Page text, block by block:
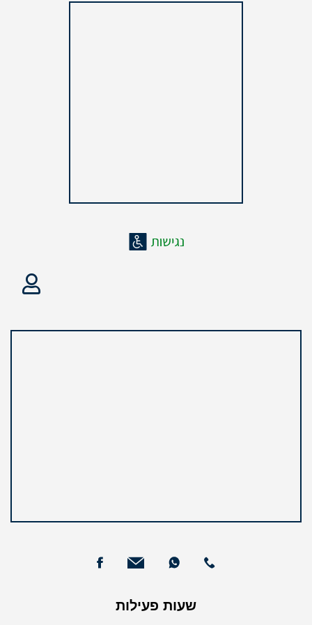
שעות פעילות